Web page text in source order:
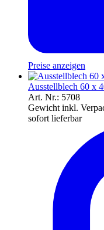
Preise anzeigen
Ausstellblech 60 x
Art. Nr.: 5708
Gewicht inkl.
sofort lieferbar